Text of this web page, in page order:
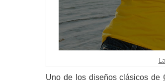
Uno de los diseños clásicos de